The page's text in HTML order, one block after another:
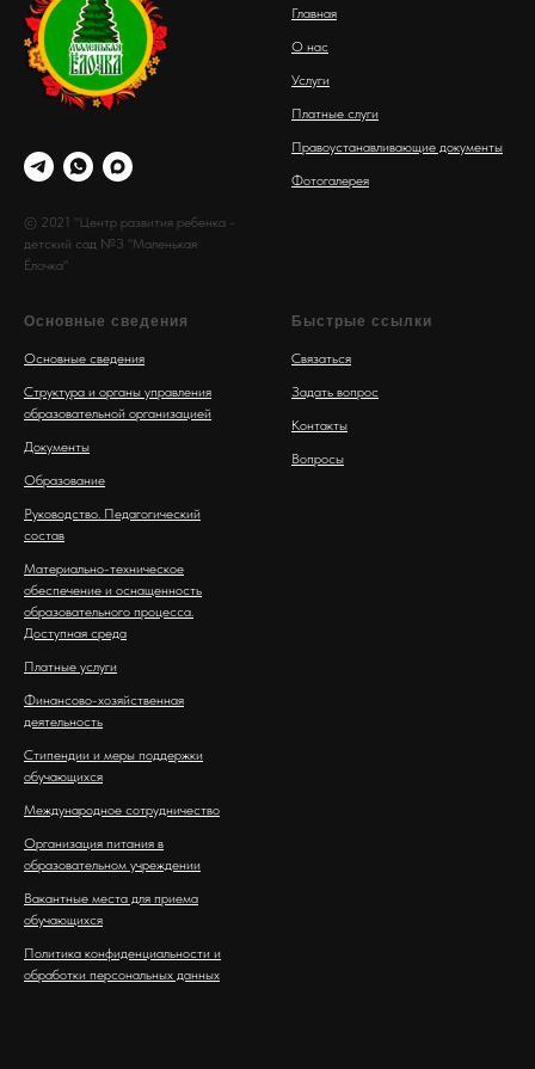
© 2021 "Центр развития ребенка -
детский сад №3 "Маленькая
Ёлочка"
Главная
О нас
Услуги
Платные слуги
Правоустанавливающие документы
Фотогалерея
Основные сведения
Основные сведения
Структура и органы управления
образовательной организацией
Документы
Образование
Руководство. Педагогический
состав
Материально-техническое
обеспечение и оснащенность
образовательного процесса.
Доступная среда
Платные услуги
Финансово-хозяйственная
деятельность
Стипендии и меры поддержки
обучающихся
Международное сотрудничество
Организация питания в
образовательном учреждении
Вакантные места для приема
обучающихся
Политика конфиденциальности и
обработки персональных данных
Быстрые ссылки
Связаться
Задать вопрос
Контакты
Вопросы